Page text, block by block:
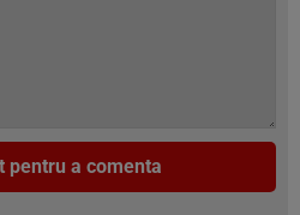
pentru a comenta